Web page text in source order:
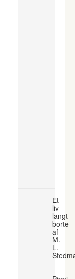
Et
liv
langt
borte
af
M.
L.